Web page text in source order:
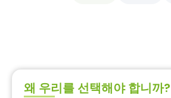
왜 우리를 선택해야 합니까?